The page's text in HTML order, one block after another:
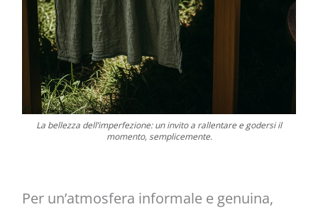
La bellezza dell’imperfezione: un invito a rallentare e godersi il
momento, semplicemente.
Per un’atmosfera informale e genuina,